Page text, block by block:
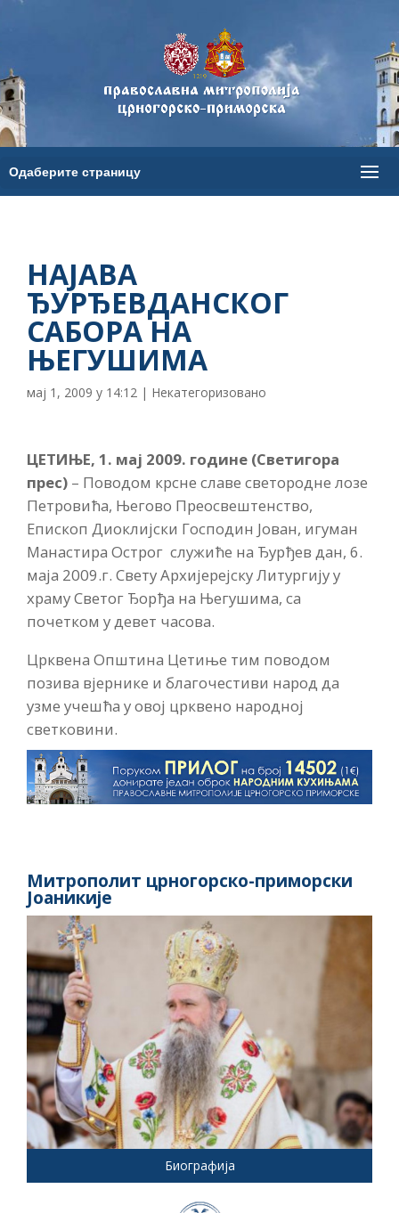
НАЈАВА
ЂУРЂЕВДАНСКОГ
САБОРА НА
ЊЕГУШИМА
мај 1, 2009 у 14:12 | Некатегоризовано
ЦЕТИЊЕ, 1. мај 2009. године (Светигора
прес) – Поводом крсне славе светородне лозе
Петровића, Његово Преосвештенство,
Епископ Диоклијски Господин Јован, игуман
Манастира Острог служиће на Ђурђев дан, 6.
маја 2009.г. Свету Архијерејску Литургију у
храму Светог Ђорђа на Његушима, са
почетком у девет часова.
Црквена Општина Цетиње тим поводом
позива вјернике и благочестиви народ да
узме учешћа у овој црквено народној
светковини.
Митрополит црногорско-приморски
Јоаникије
Биографија